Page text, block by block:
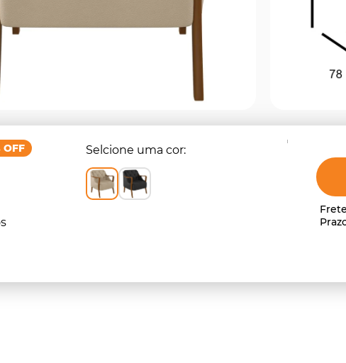
OFF
Selcione uma cor